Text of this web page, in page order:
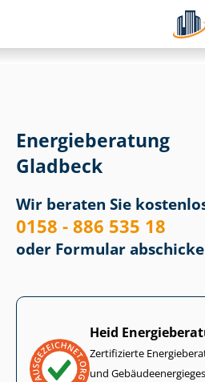
Energieberatung
Gladbeck
Wir beraten Sie
0158 - 886 535 18
oder Formular
Heid
Zertifizierte
und